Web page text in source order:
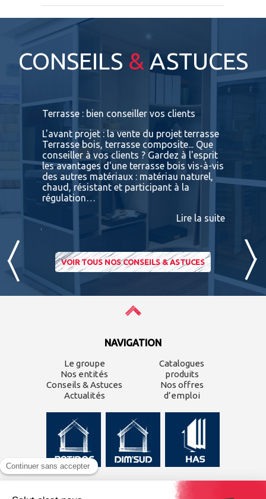
CONSEILS & ASTUCES
la suite
Terrasse : bien conseiller vos clients
L'avant projet : la vente du projet terrasse
Terrasse bois, terrasse composite... Que
conseiller à vos clients ? Gardez à l'esprit
les avantages d'une terrasse bois vis-à-vis
des autres matériaux : matériau naturel,
chaud, résistant et participant à la
régulation…
Lire la suite
VOIR TOUS NOS CONSEILS & ASTUCES
NAVIGATION
Le groupe
Nos entités
Conseils & Astuces
Actualités
Catalogues
produits
Nos offres
d’emploi